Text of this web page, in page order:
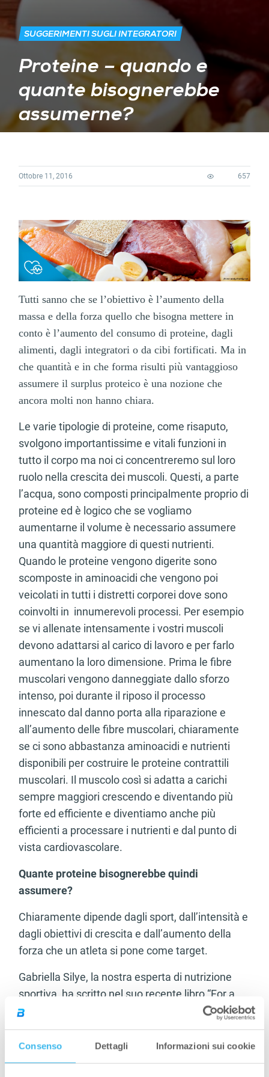
Consenso Dettagli Informazioni sui cookie
SUGGERIMENTI SUGLI INTEGRATORI
Proteine – quando e
quante bisognerebbe
assumerne?
Ottobre 11, 2016 657
Tutti sanno che se l’obiettivo è l’aumento della
massa e della forza quello che bisogna mettere in
conto è l’aumento del consumo di proteine, dagli
alimenti, dagli integratori o da cibi fortificati. Ma in
che quantità e in che forma risulti più vantaggioso
assumere il surplus proteico è una nozione che
ancora molti non hanno chiara.
Le varie tipologie di proteine, come risaputo,
svolgono importantissime e vitali funzioni in
tutto il corpo ma noi ci concentreremo sul loro
ruolo nella crescita dei muscoli. Questi, a parte
l’acqua, sono composti principalmente proprio di
proteine ed è logico che se vogliamo
aumentarne il volume è necessario assumere
una quantità maggiore di questi nutrienti.
Quando le proteine vengono digerite sono
scomposte in aminoacidi che vengono poi
veicolati in tutti i distretti corporei dove sono
coinvolti in innumerevoli processi. Per esempio
se vi allenate intensamente i vostri muscoli
devono adattarsi al carico di lavoro e per farlo
aumentano la loro dimensione. Prima le fibre
muscolari vengono danneggiate dallo sforzo
intenso, poi durante il riposo il processo
innescato dal danno porta alla riparazione e
all’aumento delle fibre muscolari, chiaramente
se ci sono abbastanza aminoacidi e nutrienti
disponibili per costruire le proteine contrattili
muscolari. Il muscolo così si adatta a carichi
sempre maggiori crescendo e diventando più
forte ed efficiente e diventiamo anche più
efficienti a processare i nutrienti e dal punto di
vista cardiovascolare.
Quante proteine bisognerebbe quindi
assumere?
Chiaramente dipende dagli sport, dall’intensità e
dagli obiettivi di crescita e dall’aumento della
forza che un atleta si pone come target.
Gabriella Silye, la nostra esperta di nutrizione
sportiva, ha scritto nel suo recente libro “For a
Maximum Sports Performance” che la quantità
di proteine per gli sport di resistenza sono
comprese in un intervallo tra 1.4 e 1.6g/kg (di
peso corporeo)” poiché in questi sport non c’è un